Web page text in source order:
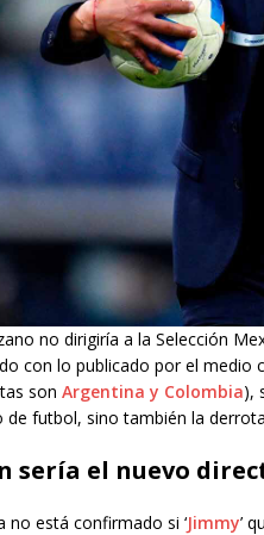
no dirigiría a la Selección
con lo publicado por el
son Argentina y Colombia),
de futbol, sino también la
sería el nuevo
no está confirmado si ‘Jimmy’